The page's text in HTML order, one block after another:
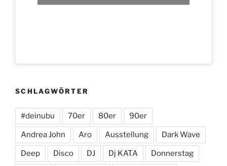
SCHLAGWÖRTER
#deinubu 70er 80er 90er
Andrea John Aro Ausstellung Dark Wave
Deep Disco DJ Dj KATA Donnerstag